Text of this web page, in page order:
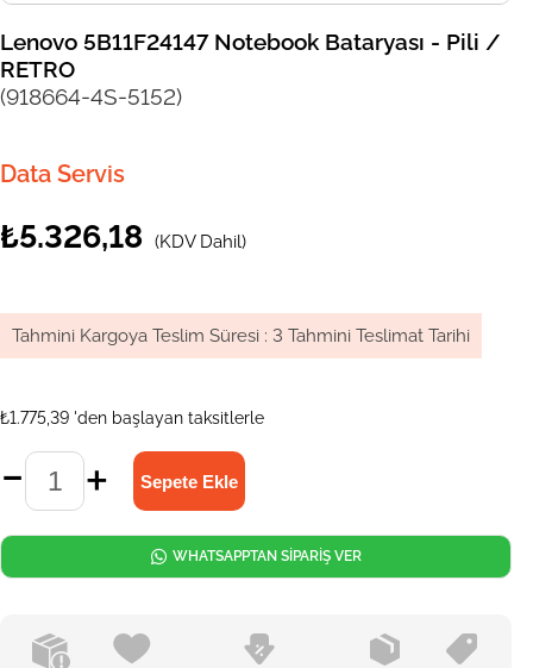
Lenovo 5B11F24147 Notebook Bataryası - Pili /
RETRO
(918664-4S-5152)
Data Servis
₺5.326,18 (KDV Dahil)
Tahmini Kargoya Teslim Süresi : 3 Tahmini Teslimat Tarihi
₺1.775,39 'den başlayan taksitlerle
WHATSAPPTAN SİPARİŞ VER